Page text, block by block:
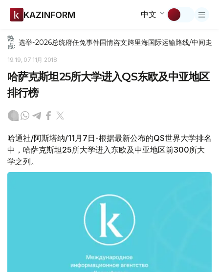
KAZINFORM 中文
热
点: 选举-2026总统府任免事件国情咨文跨里海国际运输路线/中间走廊
19:19, 07 11月 2018
哈萨克斯坦25所大学进入QS东欧及中亚地区
排行榜
哈通社/阿斯塔纳/11月7日-根据最新公布的QS世界大学排名
中，哈萨克斯坦25所大学进入东欧及中亚地区前300所大
学之列。